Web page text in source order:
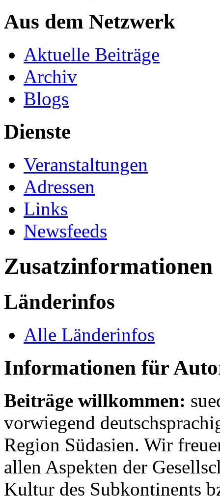
Aus dem Netzwerk
Aktuelle Beiträge
Archiv
Blogs
Dienste
Veranstaltungen
Adressen
Links
Newsfeeds
Zusatzinformationen
Länderinfos
Alle Länderinfos
Informationen für
Beiträge willkommen:
vorwiegend
Region Südasien. Wir
allen Aspekten der
Kultur des Subkontinents